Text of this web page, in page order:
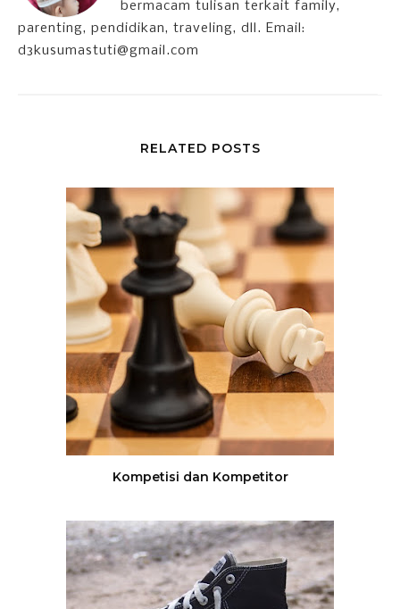
bermacam tulisan terkait family,
parenting, pendidikan, traveling, dll. Email:
d3kusumastuti@gmail.com
RELATED POSTS
Kompetisi dan Kompetitor